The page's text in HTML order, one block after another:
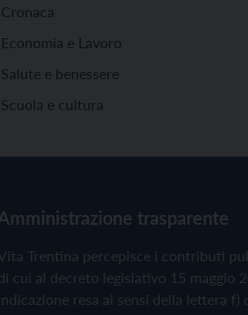
Cronaca
Economia e Lavoro
Salute e benessere
Scuola e cultura
trasparente
Trentina percepisce i contributi
cui al decreto legislativo 15 maggio
Indicazione resa ai sensi della lettera f)